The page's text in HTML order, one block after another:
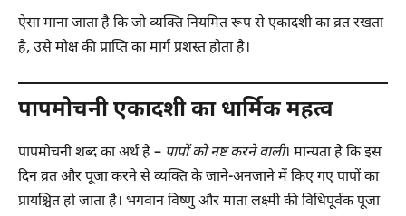
ऐसा माना जाता है कि जो व्यक्ति नियमित रूप से एकादशी का व्रत रखता
है, उसे मोक्ष की प्राप्ति का मार्ग प्रशस्त होता है।
पापमोचनी एकादशी का धार्मिक महत्व
पापमोचनी शब्द का अर्थ है – पापों को नष्ट करने वाली। मान्यता है कि इस
दिन व्रत और पूजा करने से व्यक्ति के जाने-अनजाने में किए गए पापों का
प्रायश्चित हो जाता है। भगवान विष्णु और माता लक्ष्मी की विधिपूर्वक पूजा